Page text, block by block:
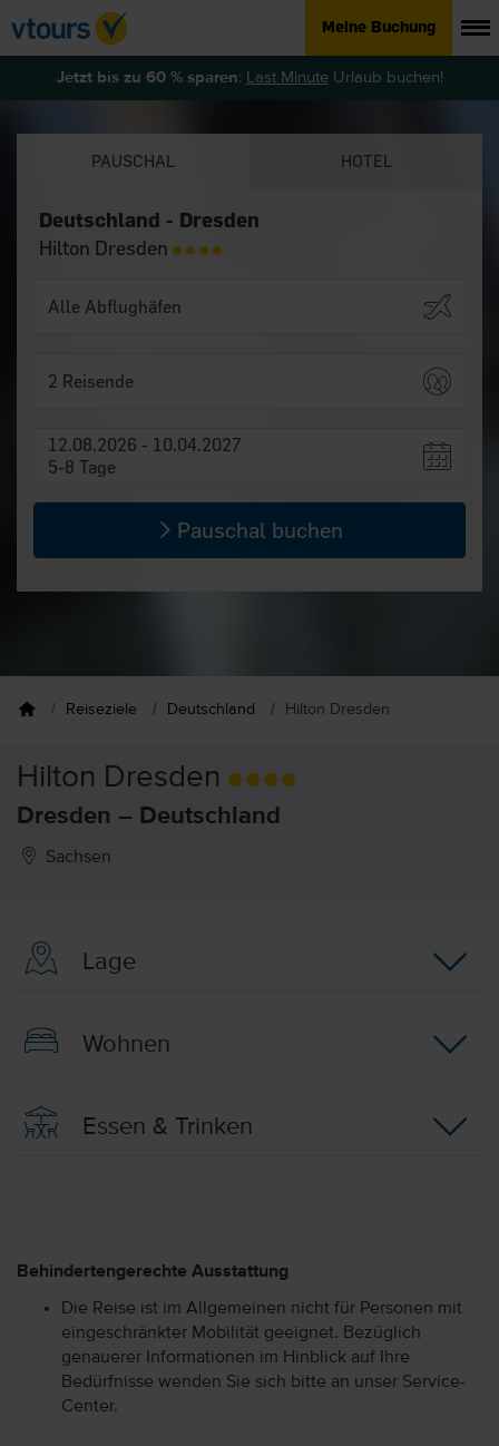
Meine Buchung
Jetzt bis zu 60 % sparen: Last MinuteUrlaub buchen!
PAUSCHAL HOTEL
Deutschland - Dresden
Hilton Dresden
2 Reisende
12.08.2026 - 10.04.2027
5-8 Tage
Pauschal buchen
Reiseziele Deutschland Hilton Dresden
Hilton Dresden
Dresden – Deutschland
Sachsen
Lage
Wohnen
Essen & Trinken
Behindertengerechte Ausstattung
Die Reise ist im Allgemeinen nicht für Personen mit
eingeschränkter Mobilität geeignet. Bezüglich
genauerer Informationen im Hinblick auf Ihre
Bedürfnisse wenden Sie sich bitte an unser Service-
Center.